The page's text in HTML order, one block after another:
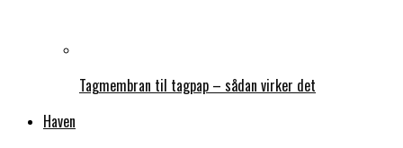
Tagmembran til tagpap – sådan virker det
Haven